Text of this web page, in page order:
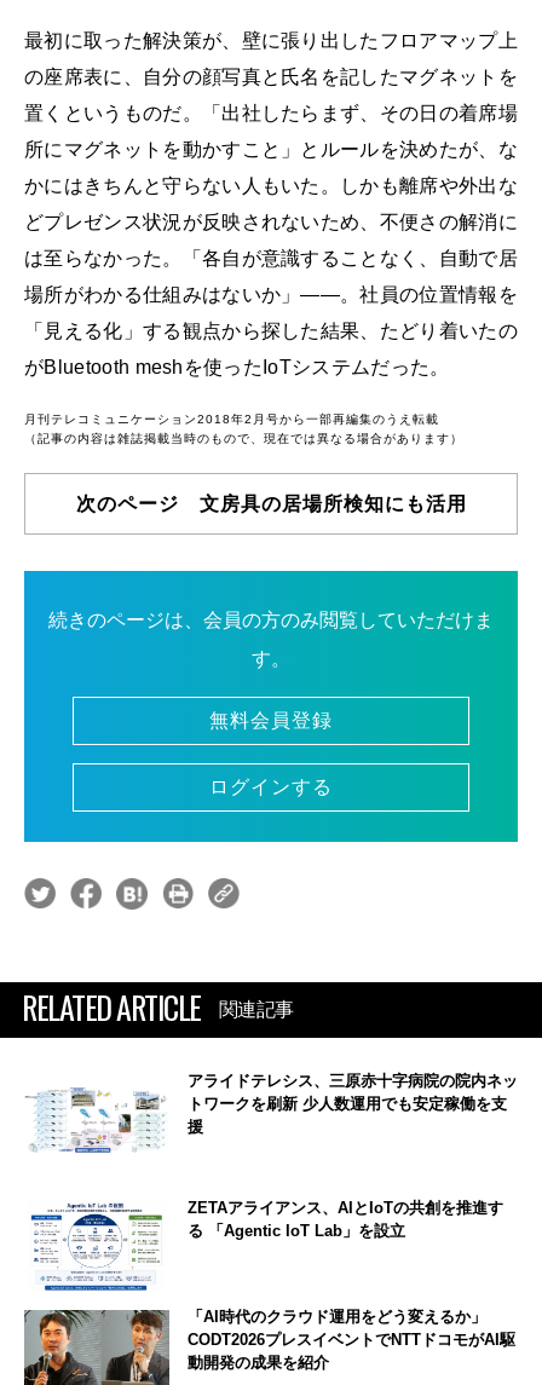
最初に取った解決策が、壁に張り出したフロアマップ上
の座席表に、自分の顔写真と氏名を記したマグネットを
置くというものだ。「出社したらまず、その日の着席場
所にマグネットを動かすこと」とルールを決めたが、な
かにはきちんと守らない人もいた。しかも離席や外出な
どプレゼンス状況が反映されないため、不便さの解消に
は至らなかった。「各自が意識することなく、自動で居
場所がわかる仕組みはないか」――。社員の位置情報を
「見える化」する観点から探した結果、たどり着いたの
がBluetooth meshを使ったIoTシステムだった。
月刊テレコミュニケーション2018年2月号から一部再編集のうえ転載
（記事の内容は雑誌掲載当時のもので、現在では異なる場合があります）
次のページ 文房具の居場所検知にも活用
続きのページは、会員の方のみ閲覧していただけま
す。
無料会員登録
ログインする
RELATED ARTICLE 関連記事
アライドテレシス、三原赤十字病院の院内ネッ
トワークを刷新 少人数運用でも安定稼働を支
援
ZETAアライアンス、AIとIoTの共創を推進す
る 「Agentic IoT Lab」を設立
「AI時代のクラウド運用をどう変えるか」
CODT2026プレスイベントでNTTドコモがAI駆
動開発の成果を紹介